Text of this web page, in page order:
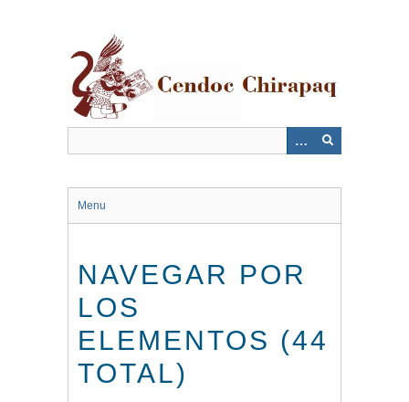
Menu
NAVEGAR POR
LOS
ELEMENTOS (44
TOTAL)